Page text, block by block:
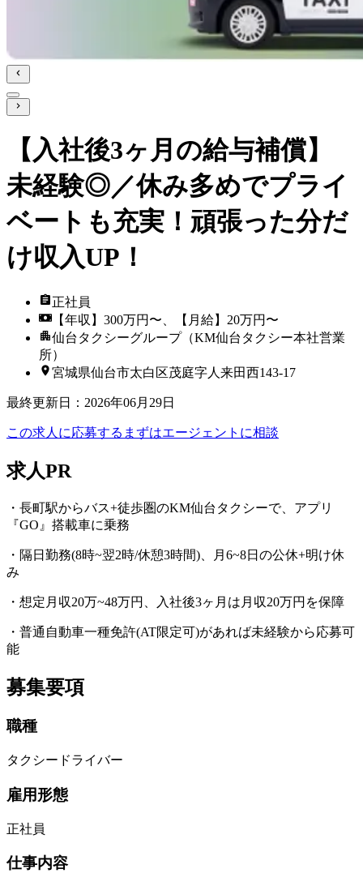
【入社後3ヶ月の給与補償】
未経験◎／休み多めでプライ
ベートも充実！頑張った分だ
け収入UP！
正社員
【年収】300万円〜、【月給】20万円〜
仙台タクシーグループ（KM仙台タクシー本社営業
所）
宮城県仙台市太白区茂庭字人来田西143-17
最終更新日 ： 2026年06月29日
この求人に応募する まずはエージェントに相談
求人PR
・長町駅からバス+徒歩圏のKM仙台タクシーで、アプリ
『GO』搭載車に乗務
・隔日勤務(8時~翌2時/休憩3時間)、月6~8日の公休+明け休
み
・想定月収20万~48万円、入社後3ヶ月は月収20万円を保障
・普通自動車一種免許(AT限定可)があれば未経験から応募可
能
募集要項
職種
タクシードライバー
雇用形態
正社員
仕事内容